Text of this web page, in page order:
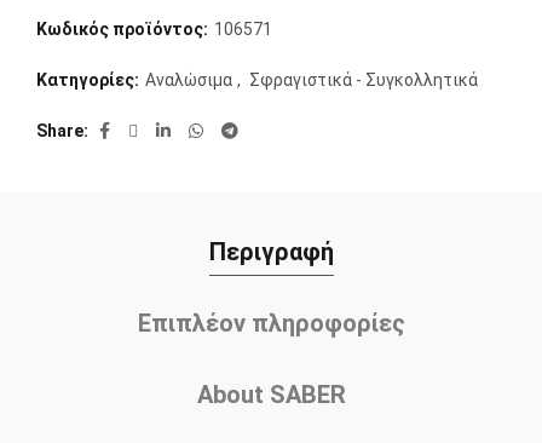
Κωδικός προϊόντος: 106571
Κατηγορίες: Αναλώσιμα , Σφραγιστικά - Συγκολλητικά
Share
Περιγραφή
Επιπλέον πληροφορίες
About SABER